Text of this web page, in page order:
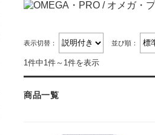
表示切替： 並び順：
1件中1件～1件を表示
商品一覧